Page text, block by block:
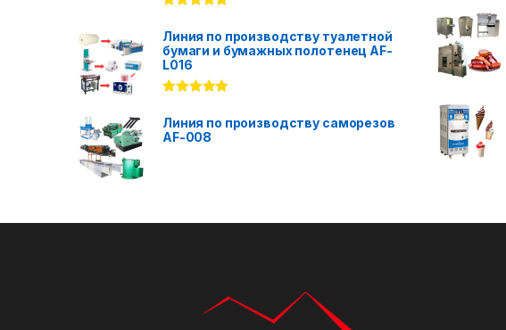
out of 5
Линия по производству туалетной
бумаги и бумажных полотенец AF-
L016
out of 5
Линия по производству саморезов
AF-008